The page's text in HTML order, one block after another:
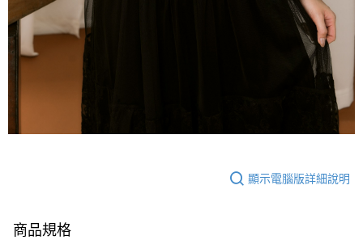
顯示電腦版詳細說明
商品規格